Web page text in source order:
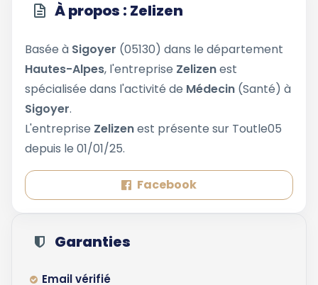
À propos : Zelizen
Basée à Sigoyer (05130) dans le département
Hautes-Alpes, l'entreprise Zelizenest
spécialisée dans l'activité de Médecin (Santé) à
Sigoyer.
L'entreprise Zelizenest présente sur Toutle05
depuis le 01/01/25.
Facebook
Garanties
Email vérifié